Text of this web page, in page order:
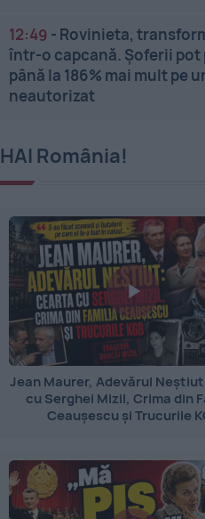
12:49 - Rovinieta,
într-o capcană. Șoferii pot
până la 186% mai mult pe
neautorizat
HAI România!
Jean Maurer, Adevărul
cu Serghei Mizil, Crima din
Ceaușescu și Trucurile